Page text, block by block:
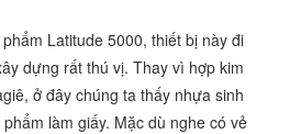
Latitude 5000, thiết bị này đi
dựng rất thú vị. Thay vì hợp kim
ở đây chúng ta thấy nhựa sinh
làm giấy. Mặc dù nghe có vẻ